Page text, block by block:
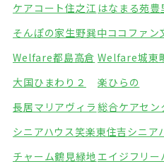
ケアコート住之江 はなまる苑豊
そんぽの家生野巽中ココファン
Welfare都島高倉 Welfare城東
大国ひまわり２
楽ひらの
長居マリアヴィラ 総合ケアセン
シニアハウス笑楽東住吉シニア
チャーム鶴見緑地エイジフリー